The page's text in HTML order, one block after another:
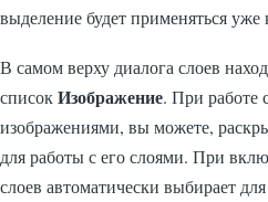
выделение будет применяться
В самом верху диалога слоев
списокИзображение. При работе
изображениями, вы можете,
для работы с его слоями. При
слоев автоматически выбирает